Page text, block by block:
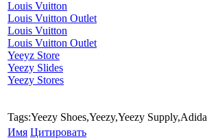
Louis Vuitton
Louis Vuitton Outlet
Louis Vuitton
Louis Vuitton Outlet
Yeeyz Store
Yeezy Slides
Yeezy Stores
Tags:Yeezy Shoes,Yeezy,Yeezy
Имя Цитировать